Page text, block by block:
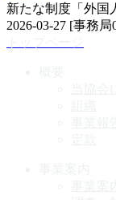
新たな制度「外国
2026-03-27 [事務局